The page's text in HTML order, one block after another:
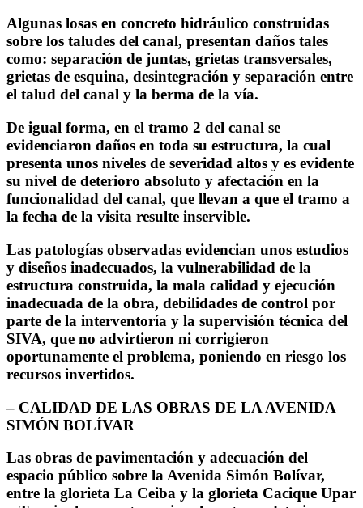
Algunas losas en concreto hidráulico construidas
sobre los taludes del canal, presentan daños tales
como: separación de juntas, grietas transversales,
grietas de esquina, desintegración y separación entre
el talud del canal y la berma de la vía.
De igual forma, en el tramo 2 del canal se
evidenciaron daños en toda su estructura, la cual
presenta unos niveles de severidad altos y es evidente
su nivel de deterioro absoluto y afectación en la
funcionalidad del canal, que llevan a que el tramo a
la fecha de la visita resulte inservible.
Las patologías observadas evidencian unos estudios
y diseños inadecuados, la vulnerabilidad de la
estructura construida, la mala calidad y ejecución
inadecuada de la obra, debilidades de control por
parte de la interventoría y la supervisión técnica del
SIVA, que no advirtieron ni corrigieron
oportunamente el problema, poniendo en riesgo los
recursos invertidos.
– CALIDAD DE LAS OBRAS DE LA AVENIDA
SIMÓN BOLÍVAR
Las obras de pavimentación y adecuación del
espacio público sobre la Avenida Simón Bolívar,
entre la glorieta La Ceiba y la glorieta Cacique Upar